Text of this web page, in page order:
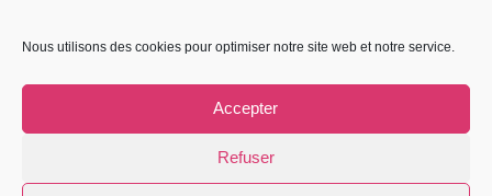
Nous utilisons des cookies pour optimiser notre site web et notre service.
Accepter
Refuser
Le Site Le Corbusier, Site Touristique Emblématique Auvergne-Rhône-Alpes !